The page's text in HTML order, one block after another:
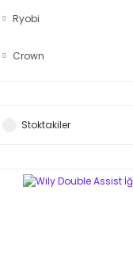
Ryobi
Crown
Stoktakiler